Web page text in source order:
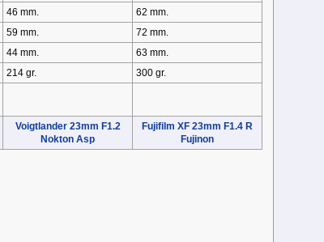
46 mm.
62 mm.
59 mm.
72 mm.
44 mm.
63 mm.
214 gr.
300 gr.
Voigtlander 23mm F1.2
Nokton Asp
Fujifilm XF 23mm F1.4 R
Fujinon